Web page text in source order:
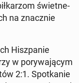
świet­ne­
na znacz­nie
Hisz­pa­nie
w po­ry­wa­ją­cym
2:1. Spo­tka­nie